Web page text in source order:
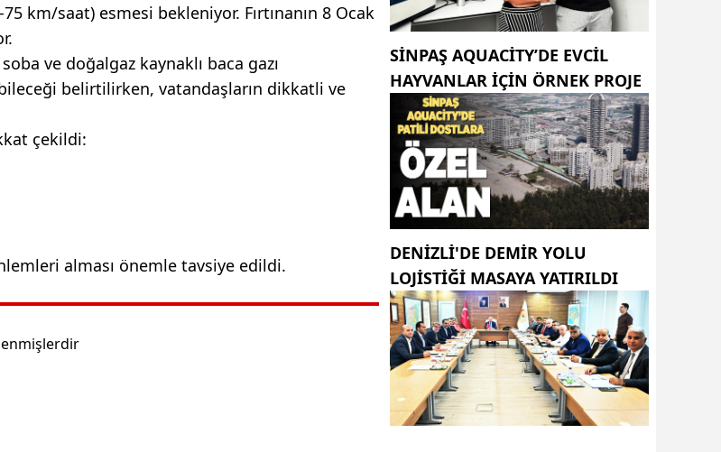
km/saat) esmesi bekleniyor. Fırtınanın 8 Ocak
ve doğalgaz kaynaklı baca gazı
belirtilirken, vatandaşların dikkatli ve
çekildi:
alması önemle tavsiye edildi.
SINPAŞ AQUACITY’DE EVCIL
HAYVANLAR IÇIN ÖRNEK PROJE
DENİZLİ'DE DEMİR YOLU
LOJİSTİĞİ MASAYA YATIRILDI